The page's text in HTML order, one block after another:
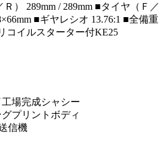
） 289mm / 289mm ■タイヤ（Ｆ／
■ギヤレシオ 13.76:1 ■全備重
コイルスターター付KE25
場完成シャシー
プリントボディ
信機